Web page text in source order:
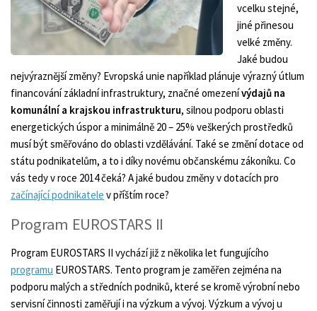
vcelku stejné,
jiné přinesou
velké změny.
Jaké budou
nejvýraznější změny? Evropská unie například plánuje výrazný útlum
financování základní infrastruktury, značné omezenívýdajů na
komunální a krajskou infrastrukturu, silnou podporu oblasti
energetických úspor a minimálně 20 – 25% veškerých prostředků
musí být směřováno do oblasti vzdělávání. Také se změní dotace od
státu podnikatelům, a to i díky novému občanskému zákoníku. Co
vás tedy v roce 2014 čeká? A jaké budou změny v dotacích pro
začínající podnikatele v příštím roce?
Program EUROSTARS II
Program EUROSTARS II vychází již z několika let fungujícího
programu EUROSTARS. Tento program je zaměřen zejména na
podporu malých a středních podniků, které se kromě výrobní nebo
servisní činnosti zaměřují i na výzkum a vývoj. Výzkum a vývoj u